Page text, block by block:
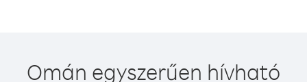
Omán egyszerűen hívható